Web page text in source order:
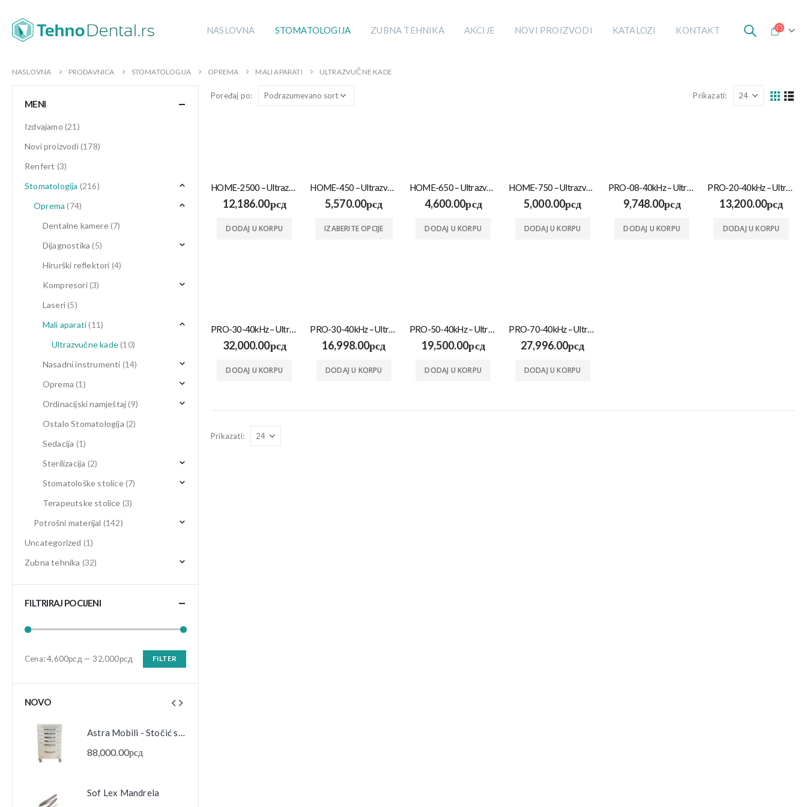
NASLOVNA STOMATOLOGIJA ZUBNA TEHNIKA AKCIJE NOVI PROIZVODI KATALOZI KONTAKT
NASLOVNA PRODAVNICA STOMATOLOGIJA OPREMA MALI APARATI ULTRAZVUČNE KADE
Poređaj po: Prikazati:
HOME-2500 – Ultrazvučna kadica
12,186.00рсд
DODAJ U KORPU
HOME-450 – Ultrazvučna kadica
5,570.00рсд
IZABERITE OPCIJE
HOME-650 – Ultrazvučna kadica
4,600.00рсд
DODAJ U KORPU
HOME-750 – Ultrazvučna kadica
5,000.00рсд
DODAJ U KORPU
PRO-08-40kHz – Ultrazvučna kadica
9,748.00рсд
DODAJ U KORPU
PRO-20-40kHz – Ultrazvučna kadica
13,200.00рсд
DODAJ U KORPU
PRO-30-40kHz – Ultrazvučna kadica
32,000.00рсд
DODAJ U KORPU
PRO-30-40kHz – Ultrazvučna kadica
16,998.00рсд
DODAJ U KORPU
PRO-50-40kHz – Ultrazvučna kadica
19,500.00рсд
DODAJ U KORPU
PRO-70-40kHz – Ultrazvučna kadica
27,996.00рсд
DODAJ U KORPU
Prikazati:
MENI
Izdvajamo (21)
Novi proizvodi(178)
Renfert (3)
Stomatologija (216)
Oprema (74)
Dentalne kamere(7)
Dijagnostika (5)
Hirurški reflektori (4)
Kompresori(3)
Laseri(5)
Mali aparati (11)
Ultrazvučne kade(10)
Nasadni instrumenti (14)
Oprema (1)
Ordinacijski namještaj (9)
Ostalo Stomatologija (2)
Sedacija (1)
Sterilizacija (2)
Stomatološke stolice(7)
Terapeutske stolice (3)
Potrošni materijal (142)
Uncategorized (1)
Zubna tehnika (32)
FILTRIRAJ PO CIJENI
Minimalna
cena
Maksimalna
cena
FILTER
Cena:4,600рсд— 32,000рсд
NOVO
88,000.00рсд
Sof Lex Mandrela